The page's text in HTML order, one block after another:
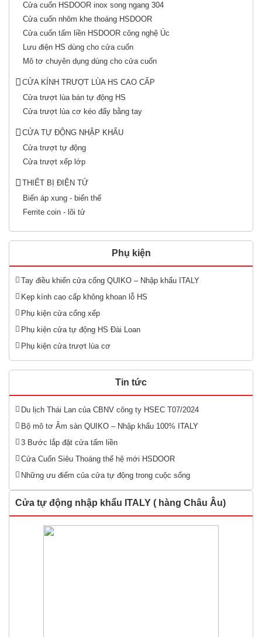
Cửa cuốn HSDOOR inox song ngang 304
Cửa cuốn nhôm khe thoáng HSDOOR
Cửa cuốn tấm liền HSDOOR công nghệ Úc
Lưu điện HS dùng cho cửa cuốn
Mô tơ chuyên dụng dùng cho cửa cuốn
CỬA KÍNH TRƯỢT LÙA HS CAO CẤP
Cửa trượt lùa bán tự động HS
Cửa trượt lùa cơ kéo đẩy bằng tay
CỬA TỰ ĐỘNG NHẬP KHẨU
Cửa trượt tự động
Cửa trượt xếp lớp
THIẾT BỊ ĐIỆN TỬ
Biến áp xung - biến thế
Ferrite coin - lõi tử
Phụ kiện
Tay điều khiển cửa cổng QUIKO – Nhập khẩu ITALY
Kẹp kính cao cấp không khoan lỗ HS
Phụ kiện cửa cổng xếp
Phụ kiện cửa tự động HS Đài Loan
Phụ kiện cửa trượt lùa cơ
Tin tức
Du lịch Thái Lan của CBNV công ty HSEC T07/2024
Bộ mô tơ Âm sàn QUIKO – Nhập khẩu 100% ITALY
3 Bước lắp đặt cửa tấm liền
Cửa Cuốn Siêu Thoáng thế hệ mới HSDOOR
Những ưu điểm của cửa tự động trong cuộc sống
Cửa tự động nhập khẩu ITALY ( hàng Châu Âu)